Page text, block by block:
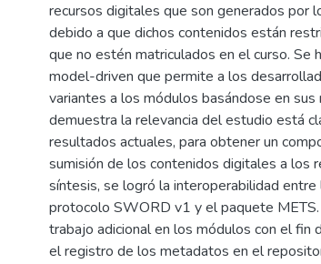
recursos digitales que son generados por
debido a que dichos contenidos están
que no estén matriculados en el curso. Se
model-driven que permite a los
variantes a los módulos basándose en
demuestra la relevancia del estudio está
resultados actuales, para obtener un
sumisión de los contenidos digitales a los
síntesis, se logró la interoperabilidad
protocolo SWORD v1 y el paquete
trabajo adicional en los módulos con el
el registro de los metadatos en el